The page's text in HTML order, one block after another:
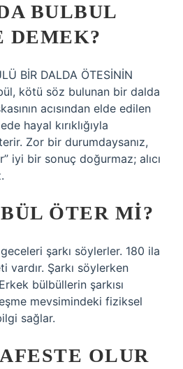
BULBUL
DEMEK?
BİR DALDA ÖTESİNİN
kötü söz bulunan bir dalda
acısından elde edilen
hayal kırıklığıyla
Zor bir durumdaysanız,
iyi bir sonuç doğurmaz; alıcı
ÖTER MI?
şarkı söylerler. 180 ila
vardır. Şarkı söylerken
bülbüllerin şarkısı
mevsimindeki fiziksel
sağlar.
OLUR